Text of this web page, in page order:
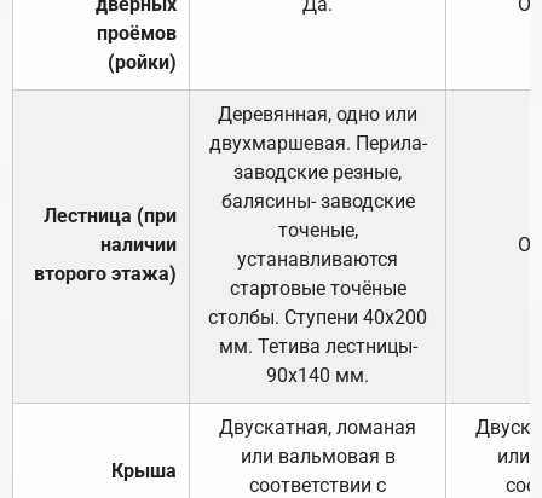
проёмов
(ройки)
Лестница (при
наличии
второго этажа)
Деревянная, одно или
двухмаршевая. Перила-
заводские резные,
балясины- заводские
точеные,
устанавливаются
стартовые точёные
столбы. Ступени 40х200
мм. Тетива лестницы-
90х140 мм.
Крыша
Двускатная, ломаная
или вальмовая в
соответствии с
или